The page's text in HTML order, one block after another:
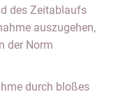
des Zeitablaufs
auszugehen,
der Norm
durch bloßes